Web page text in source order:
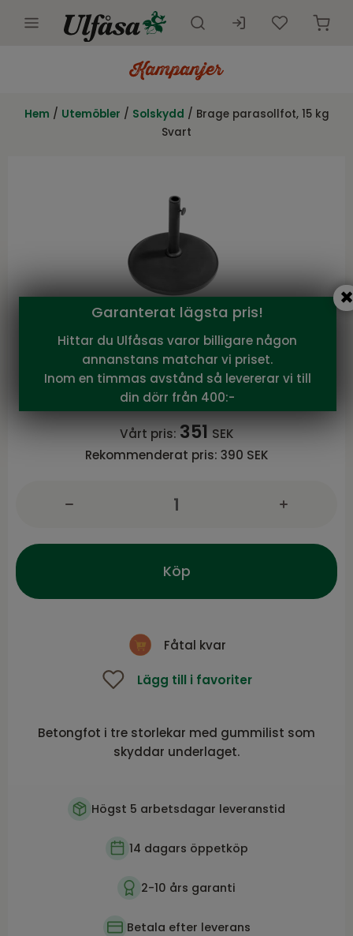
Innemöbler
Kampanjer
Hem / Utemöbler / Solskydd / Brage parasollfot, 15 kg
Svart
Brafab
Brage parasollfot, 15 kg Svart
Brage serie från Brafab
Vårt pris: 351SEK
Rekommenderat pris: 390 SEK
Köp
Fåtal kvar
Lägg till i favoriter
Betongfot i tre storlekar med gummilist som
skyddar underlaget.
Högst 5 arbetsdagar leveranstid
14 dagars öppetköp
2-10 års garanti
Betala efter leverans
Garanterat lägsta pris!
Hittar du Ulfåsas varor billigare någon
annanstans matchar vi priset.
Inom en timmas avstånd så levererar vi till
din dörr från 400:-